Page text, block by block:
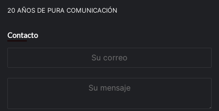
20 AÑOS DE PURA COMUNICACIÓN
Contacto